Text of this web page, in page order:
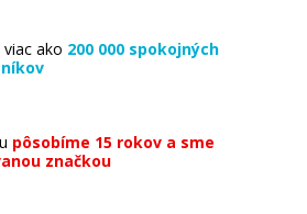
ako 200 000 spokojných
pôsobíme 15 rokov a sme
značkou